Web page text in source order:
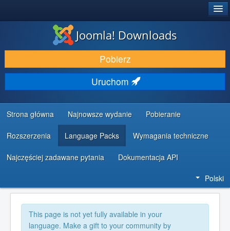
DODATKI I ROZSZERZENIA
ODKRYJ & POZNAJ
SPOŁECZNOŚĆ & WSPARCIE
ZASOBY DLA PROGRAMISTÓW
Joomla! Downloads
Pobierz
Uruchom
Strona główna Najnowsze wydanie Pobieranie
Rozszerzenia Language Packs Wymagania techniczne
Najczęściej zadawane pytania Dokumentacja API
Polski
This page is not yet fully available in your
language. Make a gift to your community by